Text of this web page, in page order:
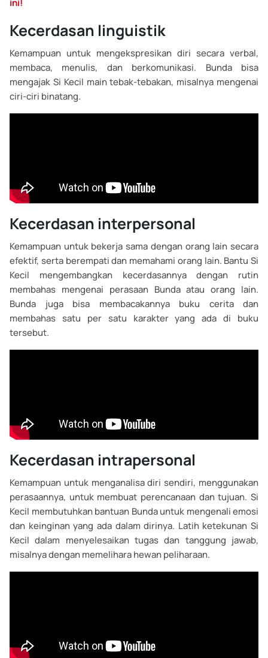
ini!
Kecerdasan linguistik
Kemampuan untuk mengekspresikan diri secara verbal,
membaca, menulis, dan berkomunikasi. Bunda bisa
mengajak Si Kecil main tebak-tebakan, misalnya mengenai
ciri-ciri binatang.
Kecerdasan interpersonal
Kemampuan untuk bekerja sama dengan orang lain secara
efektif, serta berempati dan memahami orang lain. Bantu Si
Kecil mengembangkan kecerdasannya dengan rutin
membahas mengenai perasaan Bunda atau orang lain.
Bunda juga bisa membacakannya buku cerita dan
membahas satu per satu karakter yang ada di buku
tersebut.
Kecerdasan intrapersonal
Kemampuan untuk menganalisa diri sendiri, menggunakan
perasaannya, untuk membuat perencanaan dan tujuan. Si
Kecil membutuhkan bantuan Bunda untuk mengenali emosi
dan keinginan yang ada dalam dirinya. Latih ketekunan Si
Kecil dalam menyelesaikan tugas dan tanggung jawab,
misalnya dengan memelihara hewan peliharaan.